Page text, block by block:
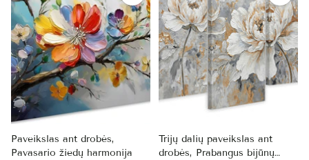
Paveikslas ant drobės,
Pavasario žiedų harmonija
Trijų dalių paveikslas ant
drobės, Prabangus bijūnų